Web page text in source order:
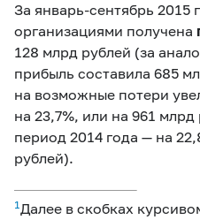
За январь-сентябрь 2015
организациями получена
128 млрд рублей (за
прибыль составила 685
на возможные потери
на 23,7%, или на 961
период 2014 года — на
рублей).
1Далее в скобках